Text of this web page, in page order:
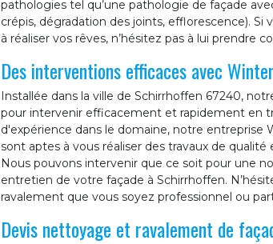
pathologies tel qu’une pathologie de façade
crépis, dégradation des joints, efflorescence).
à réaliser vos rêves, n’hésitez pas à lui prendre
Des interventions efficaces avec
Installée dans la ville de Schirrhoffen 67240,
pour intervenir efficacement et rapidement en
d'expérience dans le domaine, notre entreprise
sont aptes à vous réaliser des travaux de
Nous pouvons intervenir que ce soit pour une
entretien de votre façade à Schirrhoffen.
ravalement que vous soyez professionnel ou
Devis nettoyage et ravalement de